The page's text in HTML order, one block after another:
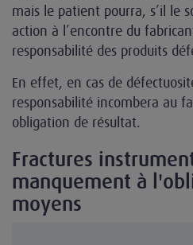
mais le patient pourra, s’il le
action à l’encontre du
responsabilité des produits
En effet, en cas de
responsabilité incombera au
obligation de résultat.
Fractures
manquement à
moyens